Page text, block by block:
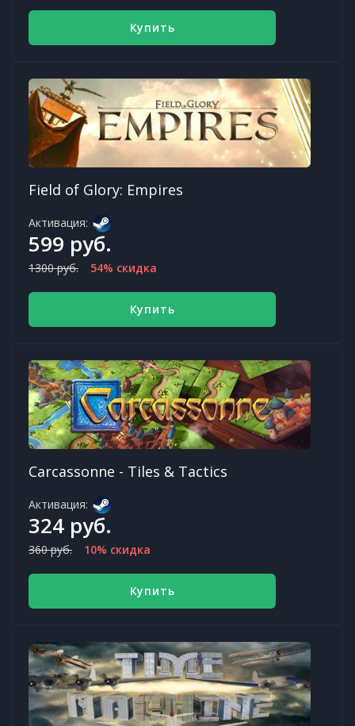
Купить
Field of Glory: Empires
Активация:
599 руб.
1300 руб. 54% скидка
Купить
Carcassonne - Tiles & Tactics
Активация:
324 руб.
360 руб. 10% скидка
Купить